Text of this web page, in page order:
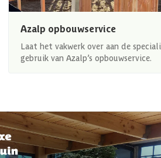
Azalp opbouwservice
Laat het vakwerk over aan de
gebruik van Azalp’s opbouwservice.